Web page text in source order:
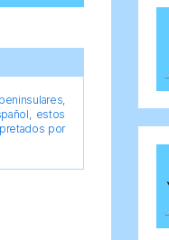
estos
por